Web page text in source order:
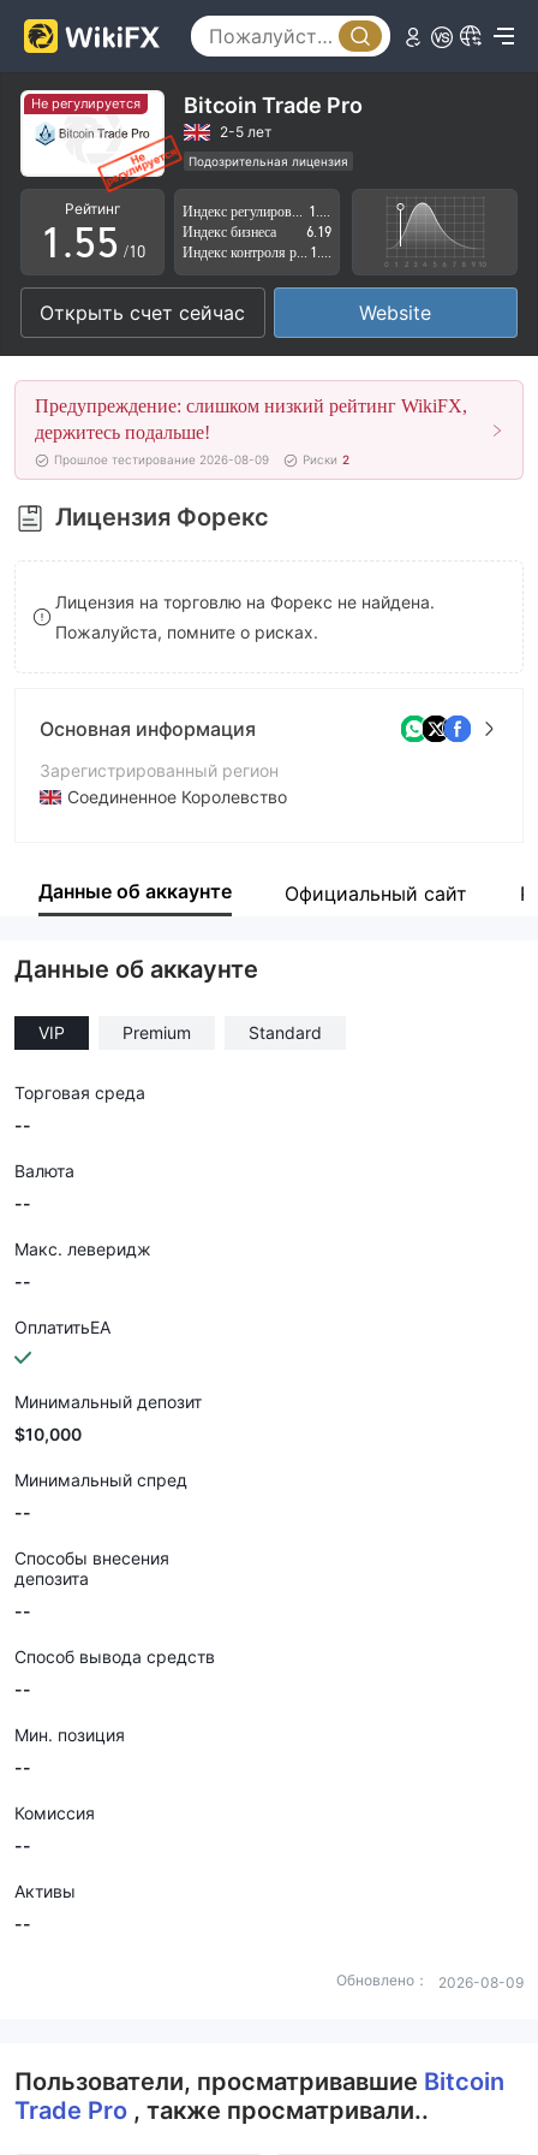
Не регулируется Bitcoin Trade Pro
2-5 лет
Подозрительная лицензия
Регион деятельности подозрителен
Высокие потенциальные риски
Рейтинг
0
1
2
3
4
5
6
7
8
9
.
1
2
3
4
5
6
7
8
9
1
2
3
4
5
6
7
8
9
/10
Индекс бизнеса
6.19
Открыть счет сейчас Website
Предупреждение: слишком низкий рейтинг WikiFX,
держитесь подальше!
Прошлое тестирование 2026-08-09 Риски 2
Лицензия Форекс
Лицензия на торговлю на Форекс не найдена.
Пожалуйста, помните о рисках.
Основная информация
Зарегистрированный регион
Соединенное Королевство
Компания
Данные об аккаунте Официальный сайт
Данные об аккаунте
VIP Premium Standard
Торговая среда
--
Валюта
--
Макс. леверидж
--
ОплатитьEA
Минимальный депозит
$10,000
Минимальный спред
--
Способы внесения
депозита
--
Способ вывода средств
--
Мин. позиция
--
Комиссия
--
Активы
--
Обновлено： 2026-08-09
Пользователи, просматривавшие Bitcoin
Trade Pro , также просматривали..